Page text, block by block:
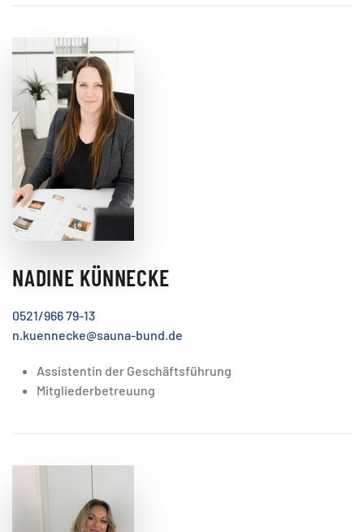
NADINE KÜNNECKE
0521/966 79-13
n.kuennecke@sauna-bund.de
Assistentin der Geschäftsführung
Mitgliederbetreuung